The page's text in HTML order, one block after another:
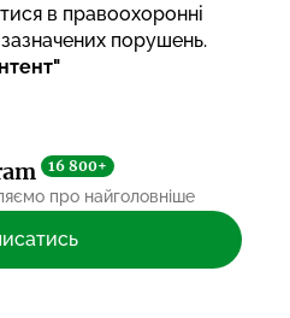
в правоохоронні
порушень.
16 800+
про найголовніше